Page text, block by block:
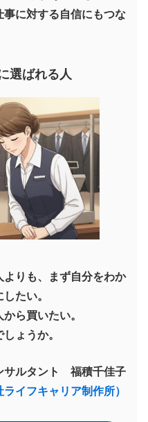
に対する自信にもつな
選ばれる人
りも、まず自分をわか
たい。
ら買いたい。
ょうか。
サルタント 福積千佳子
ライフキャリア制作所）